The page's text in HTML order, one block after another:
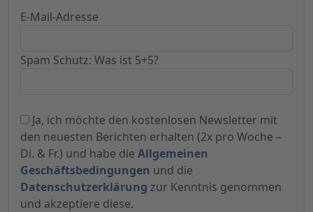
E-Mail-Adresse
Spam Schutz: Was ist 5+5?
Ja, ich möchte den kostenlosen Newsletter mit
den neuesten Berichten erhalten (2x pro Woche –
Di. & Fr.) und habe die Allgemeinen
Geschäftsbedingungen und die
Datenschutzerklärung zur Kenntnis genommen
und akzeptiere diese.